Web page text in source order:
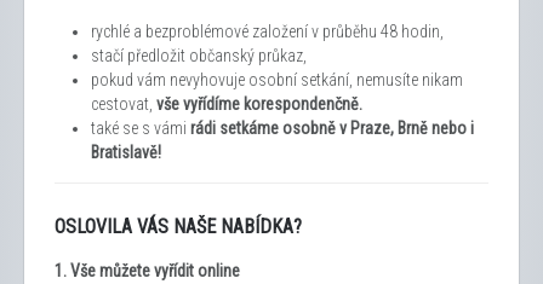
rychlé a bezproblémové založení v průběhu 48 hodin,
stačí předložit občanský průkaz,
pokud vám nevyhovuje osobní setkání, nemusíte nikam
cestovat, vše vyřídíme korespondenčně.
také se s vámi rádi setkáme osobně v Praze, Brně nebo i
Bratislavě!
OSLOVILA VÁS NAŠE NABÍDKA?
1.Vše můžete vyříditonline